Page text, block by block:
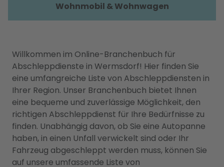
Willkommen im Online-Branchenbuch für
Abschleppdienste in Wermsdorf! Hier finden Sie
eine umfangreiche Liste von Abschleppdiensten in
Ihrer Region. Unser Branchenbuch bietet Ihnen
eine bequeme und zuverlässige Möglichkeit, den
richtigen Abschleppdienst für Ihre Bedürfnisse zu
finden. Unabhängig davon, ob Sie eine Autopanne
haben, in einen Unfall verwickelt sind oder Ihr
Fahrzeug abgeschleppt werden muss, können Sie
auf unsere umfassende Liste von
Wohnmobil & Wohnwagen